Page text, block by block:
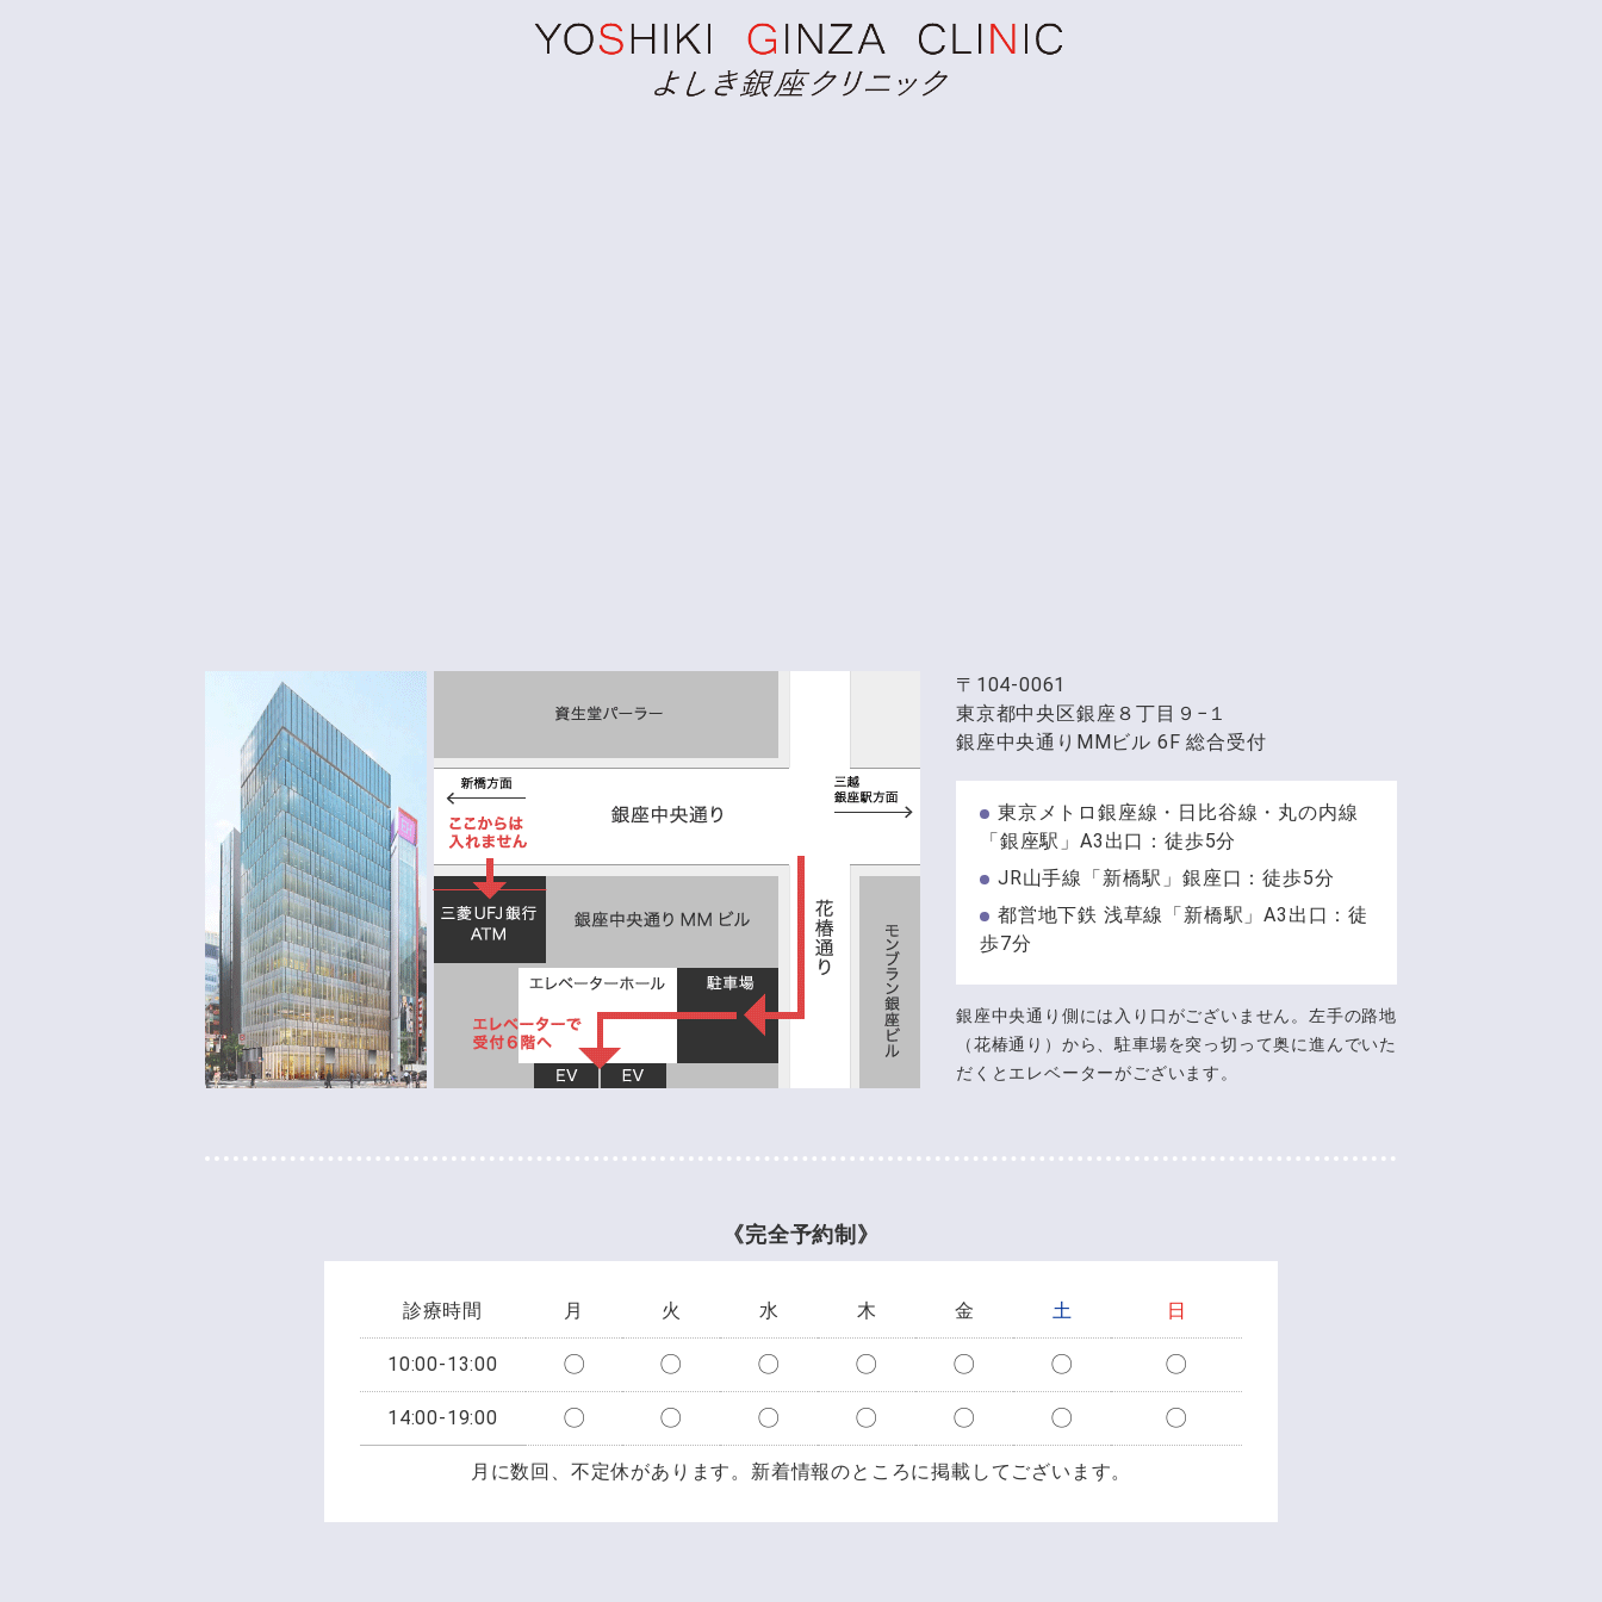
〒104-0061
東京都中央区銀座８丁目９−１
銀座中央通りMMビル 6F 総合受付
東京メトロ銀座線・日比谷線・丸の内線
「銀座駅」A3出口：徒歩5分
JR山手線「新橋駅」銀座口：徒歩5分
都営地下鉄 浅草線「新橋駅」A3出口：徒
歩7分
銀座中央通り側には入り口がございません。左手の路地
（花椿通り）から、駐車場を突っ切って奥に進んでいた
だくとエレベーターがございます。
《完全予約制》
診療時間 月 火 水 木 金 土 日
10:00-13:00 〇 〇 〇 〇 〇 〇 〇
14:00-19:00 〇 〇 〇 〇 〇 〇 〇
月に数回、不定休があります。 新着情報のところに掲載してございます。